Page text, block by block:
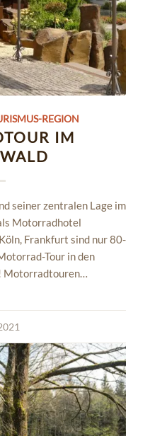
REGION
IM
seiner zentralen Lage im
Motorradhotel
Frankfurt sind nur 80-
Tour in den
Motorradtouren…